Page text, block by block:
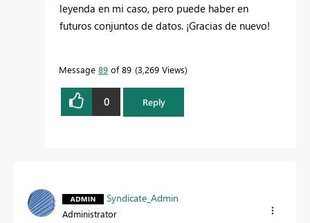
leyenda en mi caso, pero puede haber en
futuros conjuntos de datos. ¡Gracias de nuevo!
Message 89 of 89 3,269 Views
0 Reply
Syndicate_Admin
Administrator